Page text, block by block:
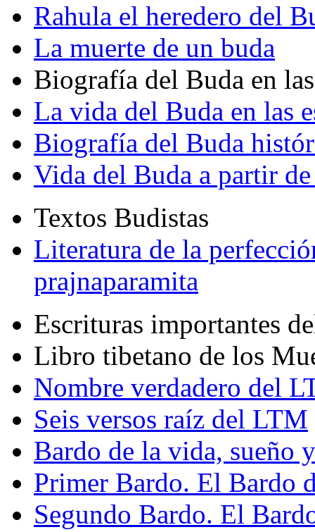
Rahula el heredero del
La muerte de un buda
Biografía del Buda en
La vida del Buda en las
Biografía del Buda
Vida del Buda a partir de
Textos Budistas
Literatura de la
prajnaparamita
Escrituras importantes
Libro tibetano de los
Nombre verdadero del
Seis versos raíz del LTM
Bardo de la vida, sueño
Primer Bardo. El Bardo
Segundo Bardo. El